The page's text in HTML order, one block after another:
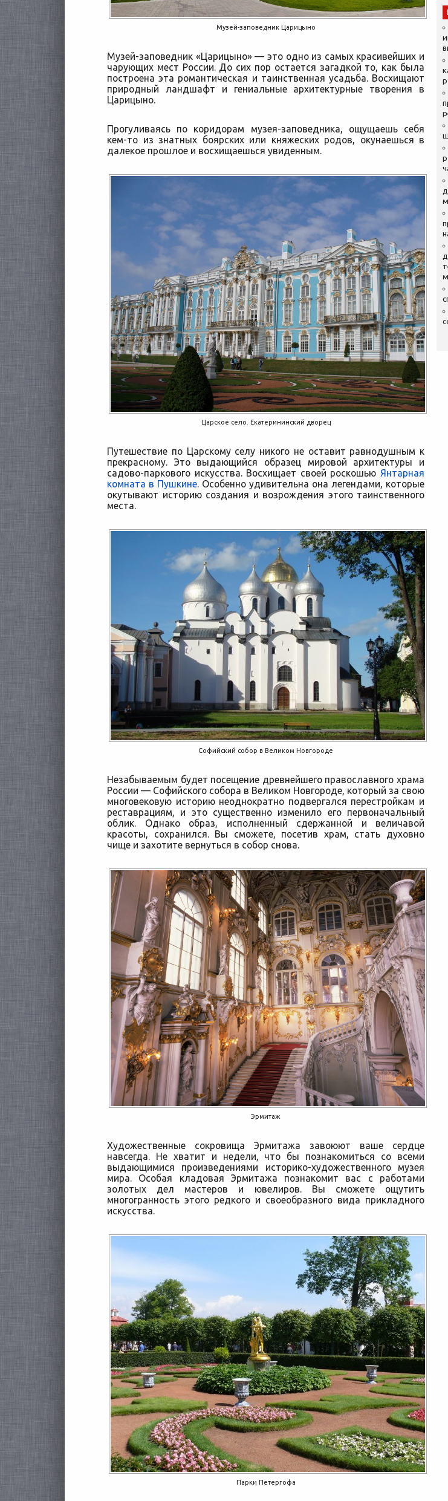
Музей-заповедник Царицыно
Музей-заповедник «Царицыно» — это одно из самых красивейших и
чарующих мест России. До сих пор остается загадкой то, как была
построена эта романтическая и таинственная усадьба. Восхищают
природный ландшафт и гениальные архитектурные творения в
Царицыно.
Прогуливаясь по коридорам музея-заповедника, ощущаешь себя
кем-то из знатных боярских или княжеских родов, окунаешься в
далекое прошлое и восхищаешься увиденным.
Царское село. Екатерининский дворец
Путешествие по Царскому селу никого не оставит равнодушным к
прекрасному. Это выдающийся образец мировой архитектуры и
садово-паркового искусства. Восхищает своей роскошью Янтарная
комната в Пушкине. Особенно удивительна она легендами, которые
окутывают историю создания и возрождения этого таинственного
места.
Софийский собор в Великом Новгороде
Незабываемым будет посещение древнейшего православного храма
России — Софийского собора в Великом Новгороде, который за свою
многовековую историю неоднократно подвергался перестройкам и
реставрациям, и это существенно изменило его первоначальный
облик. Однако образ, исполненный сдержанной и величавой
красоты, сохранился. Вы сможете, посетив храм, стать духовно
чище и захотите вернуться в собор снова.
Эрмитаж
Художественные сокровища Эрмитажа завоюют ваше сердце
навсегда. Не хватит и недели, что бы познакомиться со всеми
выдающимися произведениями историко-художественного музея
мира. Особая кладовая Эрмитажа познакомит вас с работами
золотых дел мастеров и ювелиров. Вы сможете ощутить
многогранность этого редкого и своеобразного вида прикладного
искусства.
Парки Петергофа